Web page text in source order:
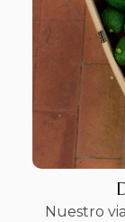
Nuestro